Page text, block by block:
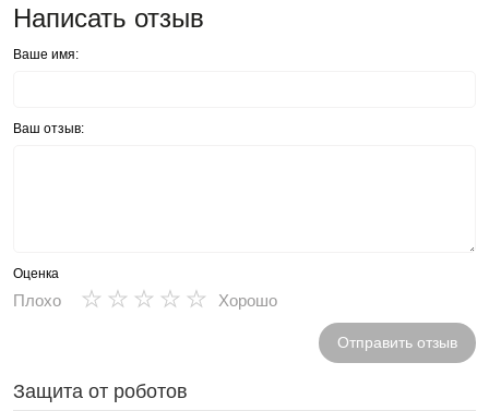
Написать отзыв
Ваше имя:
Ваш отзыв:
Оценка
Плохо ★
★
★
★
★ Хорошо
Отправить отзыв
Защита от роботов